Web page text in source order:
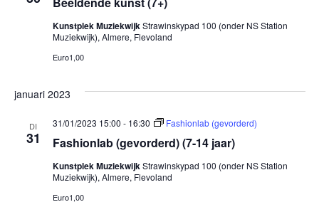
Kunstplek MuziekwijkStrawinskypad 100 (onder NS Station
Muziekwijk), Almere, Flevoland
Euro1,00
januari 2023
DI
31 Fashionlab (gevorderd) (7-14 jaar)
31/01/2023 15:00 - 16:30 Fashionlab (gevorderd)
Kunstplek MuziekwijkStrawinskypad 100 (onder NS Station
Muziekwijk), Almere, Flevoland
Euro1,00